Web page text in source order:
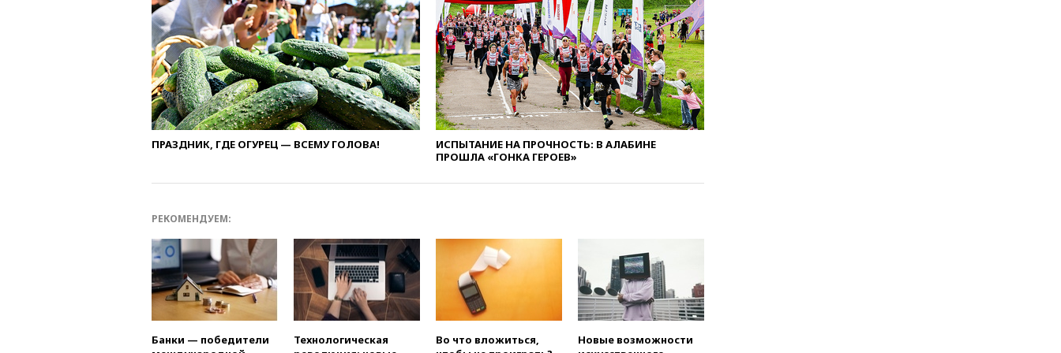
12:15 Иран и Оман
согласовали главные пункты
сделки по открытию
Ормузского пролива
11:58Politico: США
восстановили обмен
разведданными с Украиной
11:58Великобритания
расширила санкции против
России
годовщину ядерной
бомбардировки
Оверчук заявил о
сокращении товарооборота
ПРАЗДНИК, ГДЕ ОГУРЕЦ — ВСЕМУ ГОЛОВА!
ИСПЫТАНИЕ НА ПРОЧНОСТЬ: В АЛАБИНЕ
ПРОШЛА «ГОНКА ГЕРОЕВ»
РЕКОМЕНДУЕМ:
Банки — победители
Технологическая
Во что вложиться,
Новые возможности